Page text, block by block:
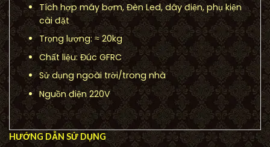
Tích hợp máy bơm, Đèn Led, dây điện, phụ kiện
cài đặt
Trọng lượng: ≈ 20kg
Chất liệu: Đúc GFRC
Sử dụng ngoài trời/trong nhà
Nguồn điện 220V
HƯỚNG DẪN SỬ DỤNG